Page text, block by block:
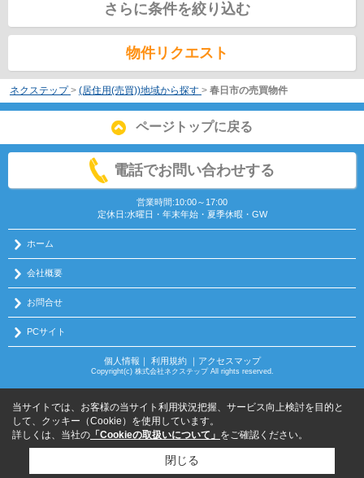
さらに条件を絞り込む
物件リクエスト
ネクステップ > (居住用(売買))地域から探す > 春日市の売買物件
ページトップに戻る
電話でお問い合わせする
営業時間:10:00～17:00
定休日:水曜日・年末年始・夏季休暇・GW
ホーム
会社概要
お問合せ
PCサイト
個人情報 ｜ 利用規約｜ アクセスマップ
Copyright(c) 株式会社ネクステップ All rights reserved.
当サイトでは、お客様の当サイト利用状況把握、サービス向上検討を目的と
して、クッキー（Cookie）を使用しています。
詳しくは、当社の 「Cookieの取扱いについて」 をご確認ください。
閉じる